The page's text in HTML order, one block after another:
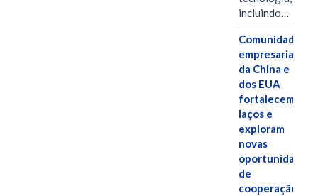
incluindo…
Comunidades
empresariais
da China e
dos EUA
fortalecem
laços e
exploram
novas
oportunidades
de
cooperação